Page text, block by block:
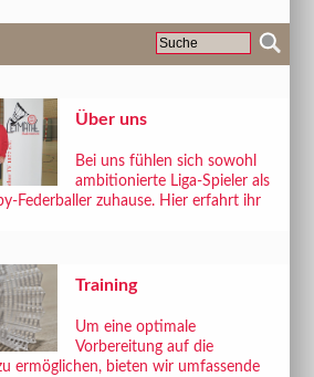
Über uns
Bei uns fühlen sich sowohl
ambitionierte Liga-Spieler als
Federballer zuhause. Hier erfahrt ihr
Training
Um eine optimale
Vorbereitung auf die
ermöglichen, bieten wir umfassende